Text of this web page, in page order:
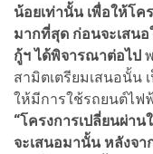
น้อยเท่านั้น เพื่อให้โ
มากที่สุด ก่อนจะเสน
กู้ฯ ได้พิจารณาต่อไป
สามิตเตรียมเสนอนั้น
ให้มีการใช้รถยนต์ไฟ
“โครงการเปลี่ยนผ่า
จะเสนอมานั้น หลังจา